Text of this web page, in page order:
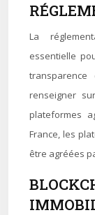
La
essentielle
renseigner
plateformes
France, les
être agréées